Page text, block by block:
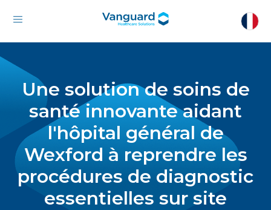
Une solution de soins de
santé innovante aidant
l'hôpital général de
Wexford à reprendre les
procédures de diagnostic
essentielles sur site